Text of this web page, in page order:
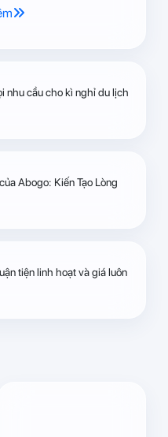
nhu cầu cho kì nghỉ du lịch
Abogo: Kiến Tạo Lòng
tiện linh hoạt và giá luôn